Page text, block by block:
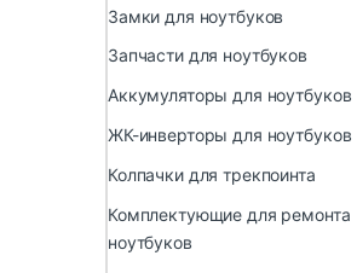
Замки для ноутбуков
Запчасти для ноутбуков
Аккумуляторы для ноутбуков
ЖК-инверторы для ноутбуков
Колпачки для трекпоинта
Комплектующие для ремонта
ноутбуков